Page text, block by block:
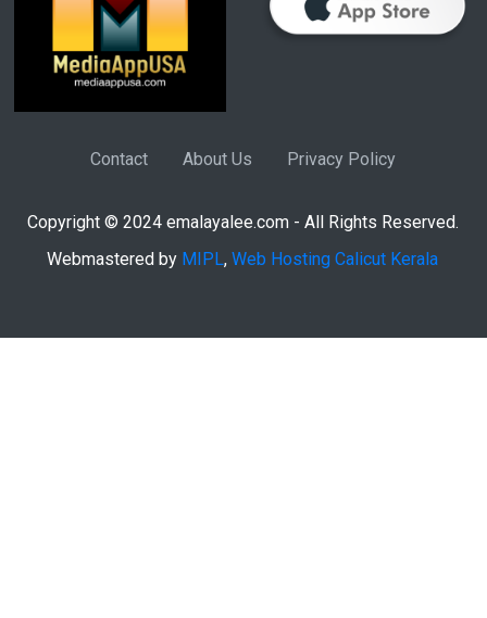
Contact About Us Privacy Policy
Copyright © 2024 emalayalee.com - All Rights Reserved.
Webmastered by MIPL, Web Hosting Calicut Kerala